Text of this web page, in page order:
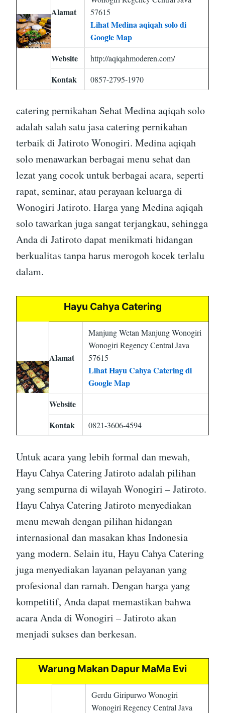
Alamat
57615
Lihat Medina aqiqah solo di
Google Map
Website
http://aqiqahmoderen.com/
Kontak 0857-2795-1970
catering pernikahan Sehat Medina aqiqah solo
adalah salah satu jasa catering pernikahan
terbaik di Jatiroto Wonogiri. Medina aqiqah
solo menawarkan berbagai menu sehat dan
lezat yang cocok untuk berbagai acara, seperti
rapat, seminar, atau perayaan keluarga di
Wonogiri Jatiroto. Harga yang Medina aqiqah
solo tawarkan juga sangat terjangkau, sehingga
Anda di Jatiroto dapat menikmati hidangan
berkualitas tanpa harus merogoh kocek terlalu
dalam.
Hayu Cahya Catering
Alamat
Manjung Wetan Manjung Wonogiri
Wonogiri Regency Central Java
57615
Lihat Hayu Cahya Catering di
Google Map
Website
Kontak
0821-3606-4594
Untuk acara yang lebih formal dan mewah,
Hayu Cahya Catering Jatiroto adalah pilihan
yang sempurna di wilayah Wonogiri – Jatiroto.
Hayu Cahya Catering Jatiroto menyediakan
menu mewah dengan pilihan hidangan
internasional dan masakan khas Indonesia
yang modern. Selain itu, Hayu Cahya Catering
juga menyediakan layanan pelayanan yang
profesional dan ramah. Dengan harga yang
kompetitif, Anda dapat memastikan bahwa
acara Anda di Wonogiri – Jatiroto akan
menjadi sukses dan berkesan.
Warung Makan Dapur MaMa Evi
Gerdu Giripurwo Wonogiri
Wonogiri Regency Central Java